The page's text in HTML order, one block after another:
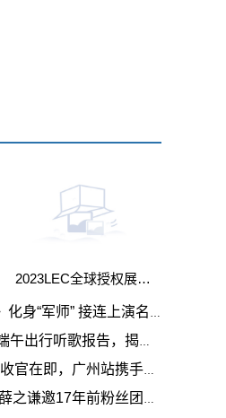
2023LEC全球授权展开幕，杰外科技旗下多个IP亮相现场|关注
上演名场面幽默感满分 全球聚看点
揭秘出行路上的爆款BGM 天天精选
站携手嘉宾符龙飞续写电音旅程
年前粉丝团聚上演“老友记”